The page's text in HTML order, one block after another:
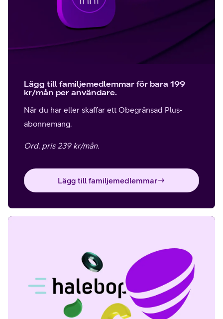
Lägg till familjemedlemmar för bara 199
kr/mån per användare.
När du har eller skaffar ett Obegränsad Plus-
abonnemang.
Ord. pris 239 kr/mån.
Lägg till familjemedlemmar